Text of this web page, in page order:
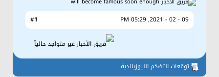
09 - 02 - 2021,
05:29 PM
1
توقعات التضخم النيوزيلندية